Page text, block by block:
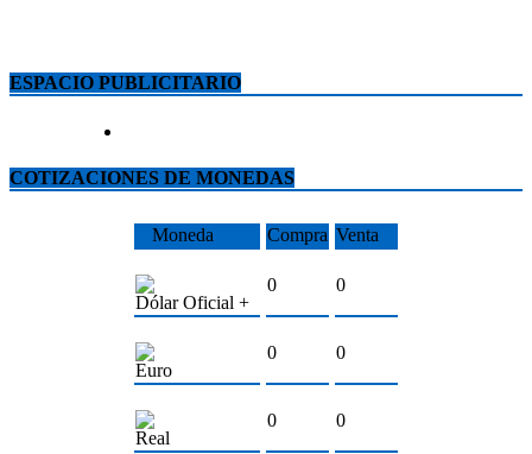
ESPACIO PUBLICITARIO
COTIZACIONES DE MONEDAS
Moneda Compra Venta
Dólar Oficial +
0 0
Euro
0 0
Real
0 0